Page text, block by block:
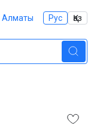
Алматы Рус Қаз